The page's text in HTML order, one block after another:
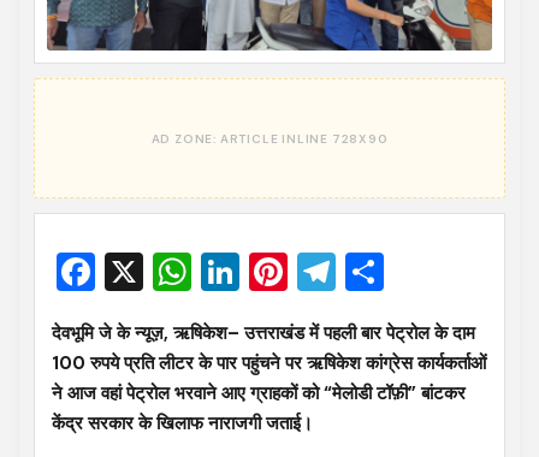
Facebook
X WhatsApp
LinkedIn
Pinterest
Telegram
देवभूमि जे के न्यूज़, ऋषिकेश– उत्तराखंड में पहली बार पेट्रोल के दाम
100 रुपये प्रति लीटर के पार पहुंचने पर ऋषिकेश कांग्रेस कार्यकर्ताओं
ने आज वहां पेट्रोल भरवाने आए ग्राहकों को “मेलोडी टॉफ़ी” बांटकर
केंद्र सरकार के खिलाफ नाराजगी जताई।